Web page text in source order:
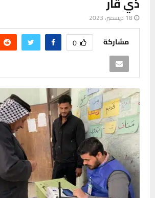
18 ديسمبر، 2023
مشاركة 0